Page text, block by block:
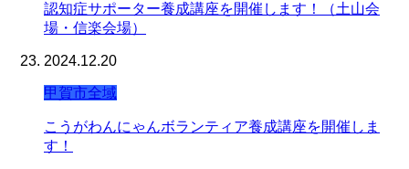
認知症サポーター養成講座を開催します！（土山会
場・信楽会場）
2024.12.20
甲賀市全域
こうがわんにゃんボランティア養成講座を開催しま
す！